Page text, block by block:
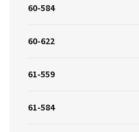
60-584
60-622
61-559
61-584